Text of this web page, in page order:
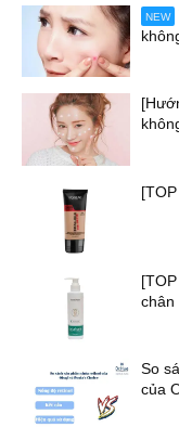
NEW
chân
So
của